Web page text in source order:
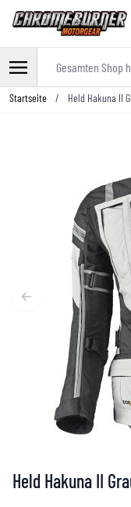
Zum Inhalt springen
Startseite / Held Hakuna II
Held Hakuna II